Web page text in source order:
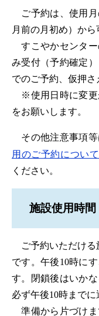
ご予約は、使用月
月前の月初め）から
すこやかセンター
み受付（予約確定
でのご予約、仮押さ
※使用日時に変更
をお願いします。
その他注意事項等
用のご予約につい
ください。
施設使用時間
ご予約いただける
です。午後10時に
す。閉鎖後はいか
必ず午後10時までに
準備から片づけま